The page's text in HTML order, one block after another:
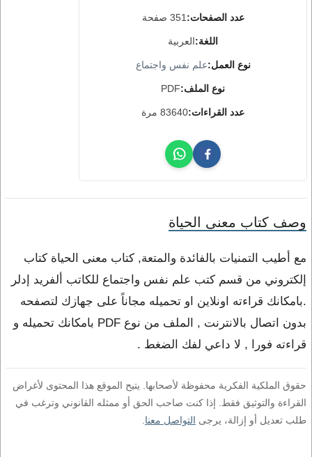
عدد الصفحات: 351 صفحة
اللغة:العربية
نوع العمل:علم نفس واجتماع
نوع الملف:PDF
عدد القراءات:83640 مرة
وصف كتاب معنى الحياة
مع أطيب التمنيات بالفائدة والمتعة, كتاب معنى الحياة كتاب
إلكتروني من قسم كتب علم نفس واجتماع للكاتب ألفريد إدلر
.بامكانك قراءته اونلاين او تحميله مجاناً على جهازك لتصفحه
بدون اتصال بالانترنت , الملف من نوع PDF بامكانك تحميله و
قراءته فورا , لا داعي لفك الضغط .
حقوق الملكية الفكرية محفوظة لأصحابها. يتيح الموقع هذا المحتوى لأغراض
القراءة والتوثيق فقط. إذا كنت صاحب الحق أو ممثله القانوني وترغب في
طلب تعديل أو إزالة، يرجى التواصل معنا